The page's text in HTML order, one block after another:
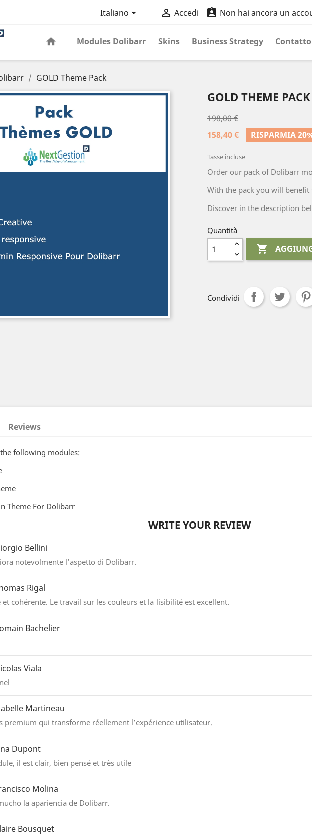
Italiano  Accedi  Non hai ancora un
Modules Dolibarr Skins Business Strategy Contatto
GOLD Theme Pack
GOLD THEME PACK
198,00 €
158,40 €
RISPARMIA
Tasse incluse
Order our pack of Dolibarr
With the pack you will
Discover in the description
Quantità

Condividi
Reviews
following modules:
Theme For Dolibarr
WRITE YOUR REVIEW
Bellini
notevolmente l’aspetto di Dolibarr.
Rigal
cohérente. Le travail sur les couleurs et la lisibilité est excellent.
Bachelier
Viala
Martineau
premium qui transforme réellement l’expérience utilisateur.
Dupont
il est clair, bien pensé et très utile
Molina
la apariencia de Dolibarr.
Bousquet